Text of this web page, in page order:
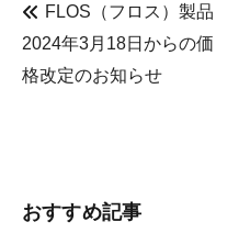
く
だ
さ
い
(
新
し
き
ま
ィ
ン
ド
ウ
で
開
き
い
ウ
ィ
ン
FLOS（フロス）製品
2024年3月18日からの価
格改定のお知らせ
おすすめ記事